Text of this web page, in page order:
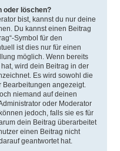
oder löschen?
bist, kannst du nur deine
Du kannst einen Beitrag
Symbol für den
ist dies nur für einen
möglich. Wenn bereits
wird dein Beitrag in der
Es wird sowohl die
Bearbeitungen angezeigt.
niemand auf deinen
oder Moderator
jedoch, falls sie es für
dein Beitrag überarbeitet
einen Beitrag nicht
geantwortet hat.